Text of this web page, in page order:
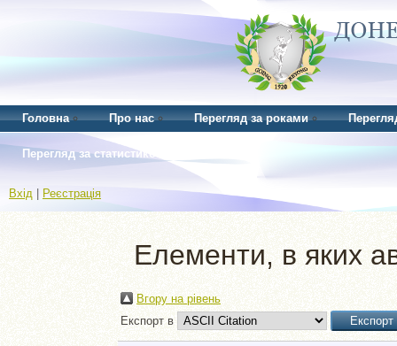
Головна Про нас Перегляд за роками
Перегляд за статистикою
Вхід Реєстрація
Елементи, в яких
Вгору на рівень
Експорт в